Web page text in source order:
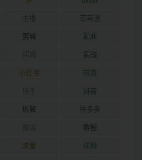
亚马逊
剪辑 副业
实战
小红书 带货
抖音
拆解 拼多多
教程
流量 涨粉